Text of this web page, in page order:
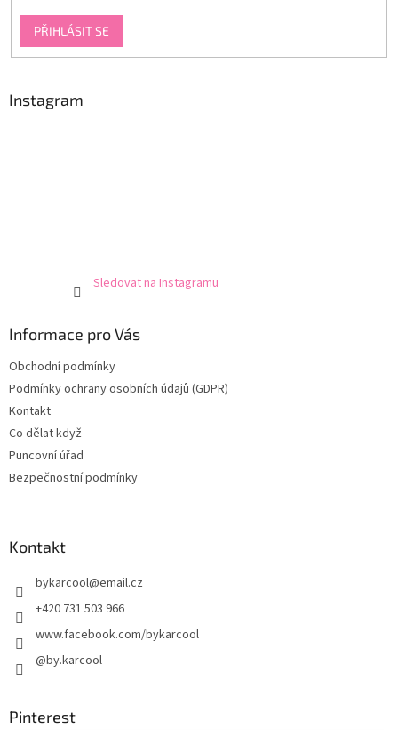
PŘIHLÁSIT SE
Instagram
Sledovat na Instagramu
Informace pro Vás
Obchodní podmínky
Podmínky ochrany osobních údajů (GDPR)
Kontakt
Co dělat když
Puncovní úřad
Bezpečnostní podmínky
Kontakt
bykarcool@email.cz
+420 731 503 966
www.facebook.com/bykarcool
@by.karcool
Pinterest